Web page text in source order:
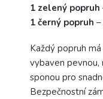
1 zelený popruh
1 černý popruh
Každý popruh
vybaven pevnou,
sponou pro
Bezpečnostní